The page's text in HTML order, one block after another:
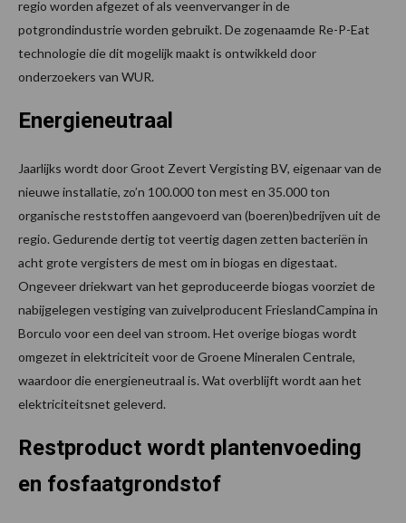
regio worden afgezet of als veenvervanger in de
potgrondindustrie worden gebruikt. De zogenaamde Re-P-Eat
technologie die dit mogelijk maakt is ontwikkeld door
onderzoekers van WUR.
Energieneutraal
Jaarlijks wordt door Groot Zevert Vergisting BV, eigenaar van de
nieuwe installatie, zo’n 100.000 ton mest en 35.000 ton
organische reststoffen aangevoerd van (boeren)bedrijven uit de
regio. Gedurende dertig tot veertig dagen zetten bacteriën in
acht grote vergisters de mest om in biogas en digestaat.
Ongeveer driekwart van het geproduceerde biogas voorziet de
nabijgelegen vestiging van zuivelproducent FrieslandCampina in
Borculo voor een deel van stroom. Het overige biogas wordt
omgezet in elektriciteit voor de Groene Mineralen Centrale,
waardoor die energieneutraal is. Wat overblijft wordt aan het
elektriciteitsnet geleverd.
Restproduct wordt plantenvoeding
en fosfaatgrondstof